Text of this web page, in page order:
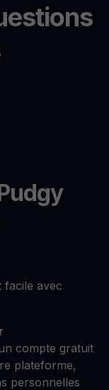
facile avec
compte gratuit
plateforme,
personnelles